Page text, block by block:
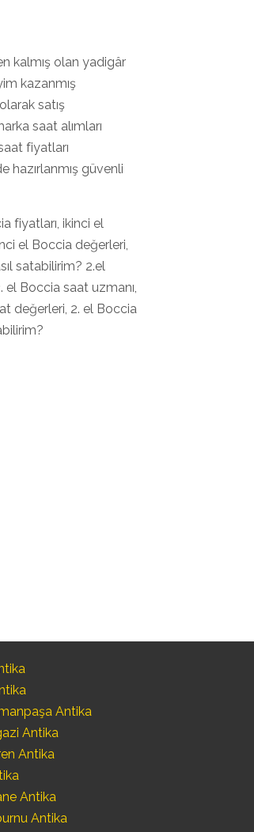
kalmış olan yadigâr
kazanmış
olarak satış
saat alımları
fiyatları
hazırlanmış güvenli
fiyatları, ikinci el
el Boccia değerleri,
satabilirim? 2.el
el Boccia saat uzmanı,
değerleri, 2. el Boccia
Antika
Antika
Antika
Antika
Antika